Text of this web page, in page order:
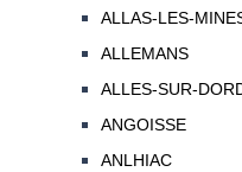
ALLAS-LES-
ALLEMANS
ALLES-SUR-
ANGOISSE
ANLHIAC